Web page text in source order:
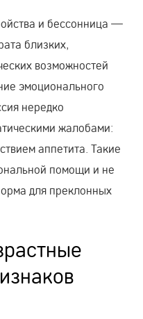
и бессонница —
близких,
возможностей
эмоционального
нередко
жалобами:
аппетита. Такие
помощи и не
для преклонных